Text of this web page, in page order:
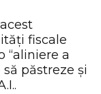
fiscale
“aliniere a
păstreze și